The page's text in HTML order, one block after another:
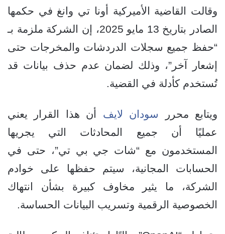
وقالت القاضية الأميركية أونا تي وانغ في حكمها
الصادر بتاريخ 13 مايو 2025، إن الشركة ملزمة بـ
“حفظ جميع سجلات الدردشات والمخرجات حتى
إشعار آخر”، وذلك لضمان عدم حذف بيانات قد
تُستخدم كأدلة في القضية.
ويتابع محرر سودان لايف أن هذا القرار يعني
عمليًا أن جميع المحادثات التي يجريها
المستخدمون مع “شات جي بي تي”، حتى في
الحسابات المجانية، سيتم حفظها على خوادم
الشركة، ما يثير مخاوف كبيرة بشأن انتهاك
الخصوصية الرقمية وتسريب البيانات الحساسة.